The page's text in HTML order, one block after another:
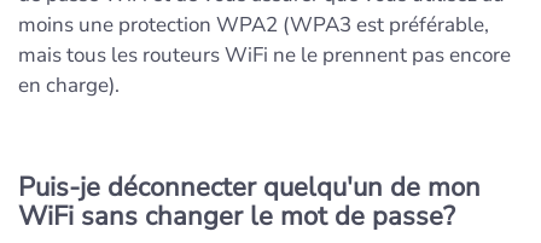
moins une protection WPA2 (WPA3 est préférable,
mais tous les routeurs WiFi ne le prennent pas encore
en charge).
Puis-je déconnecter quelqu'un de mon
WiFi sans changer le mot de passe?